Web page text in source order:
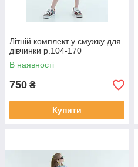
Літній комплект у смужку для
дівчинки р.104-170
В наявності
750 ₴
Купити